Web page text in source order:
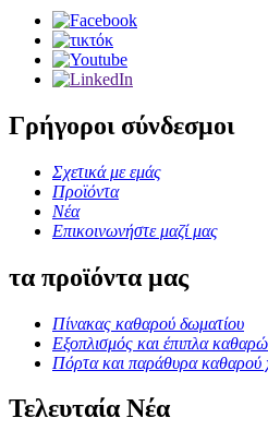
Γρήγοροι σύνδεσμοι
Σχετικά με εμάς
Προϊόντα
Νέα
Επικοινωνήστε μαζί μας
τα προϊόντα μας
Πίνακας καθαρού δωματίου
Εξοπλισμός και έπιπλα
Πόρτα και παράθυρα καθαρού
Τελευταία Νέα